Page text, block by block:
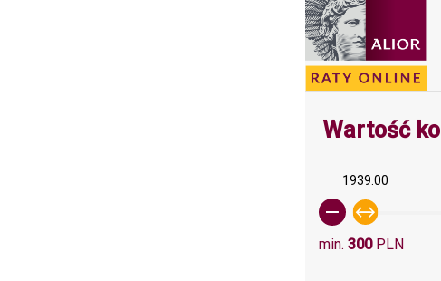
Wartość
1939.00
min. 300PLN